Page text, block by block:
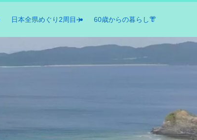
日本全県めぐり2周目✈️ 60歳からの暮らし👘